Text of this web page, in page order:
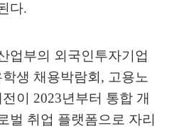
다.
업부의 외국인투자기업
생 채용박람회 , 고용노
이 2023년부터 통합 개
벌 취업 플랫폼으로 자리